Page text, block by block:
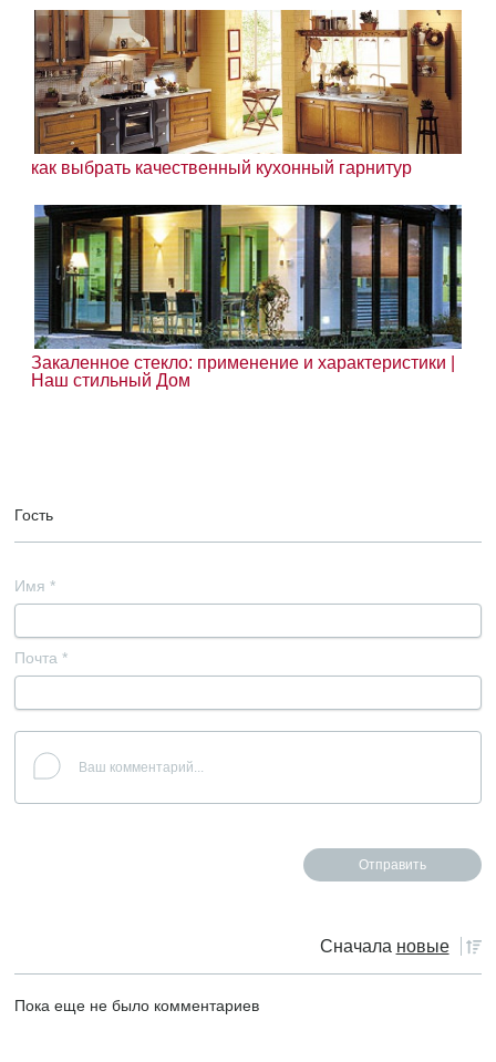
как выбрать качественный кухонный гарнитур
Закаленное стекло: применение и характеристики |
Наш стильный Дом
Гость
Имя *
Почта *
Сначала новые
Пока еще не было комментариев